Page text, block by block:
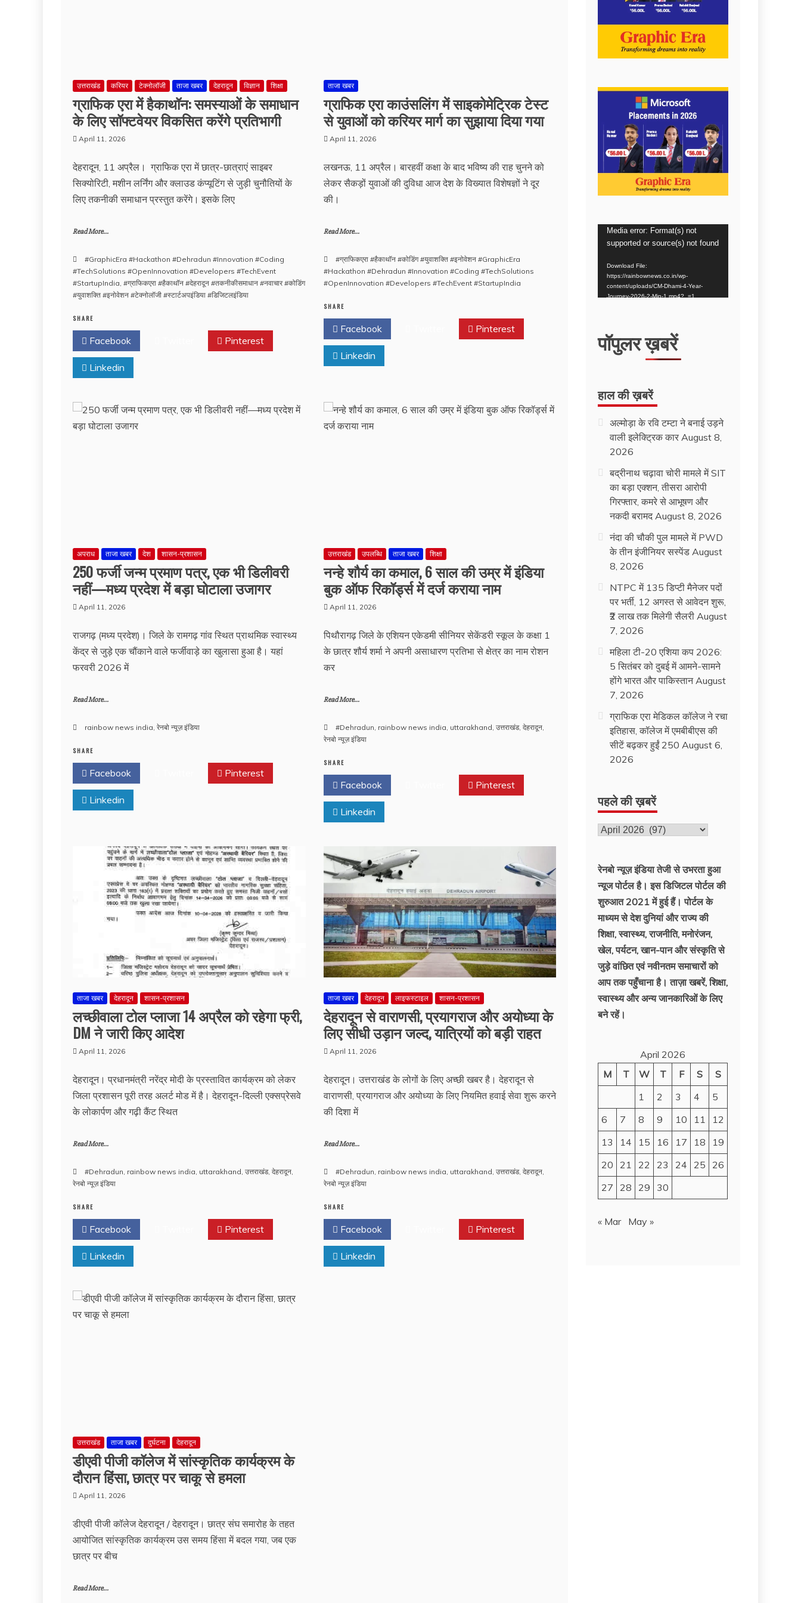
उत्तराखंड करियर टेक्नोलॉजी ताजा खबर देहरादून विज्ञान शिक्षा
ग्राफिक एरा में हैकाथॉन: समस्याओं के समाधान
के लिए सॉफ्टवेयर विकसित करेंगे प्रतिभागी
April 11, 2026
देहरादून, 11 अप्रैल। ग्राफिक एरा में छात्र-छात्राएं साइबर
सिक्योरिटी, मशीन लर्निंग और क्लाउड कंप्यूटिंग से जुड़ी चुनौतियों के
लिए तकनीकी समाधान प्रस्तुत करेंगे। इसके लिए
Read More...
#GraphicEra #Hackathon #Dehradun #Innovation #Coding
#TechSolutions #OpenInnovation #Developers #TechEvent
#StartupIndia, #ग्राफिकएरा #हैकाथॉन #देहरादून #तकनीकीसमाधान #नवाचार #कोडिंग
#युवाशक्ति #इनोवेशन #टेक्नोलॉजी #स्टार्टअपइंडिया #डिजिटलइंडिया
SHARE
Facebook Pinterest
Linkedin
ताजा खबर
ग्राफिक एरा काउंसलिंग में साइकोमेट्रिक टेस्ट
से युवाओं को करियर मार्ग का सुझाया दिया गया
April 11, 2026
लखनऊ, 11 अप्रैल। बारहवीं कक्षा के बाद भविष्य की राह चुनने को
लेकर सैकड़ों युवाओं की दुविधा आज देश के विख्यात विशेषज्ञों ने दूर
की।
Read More...
#ग्राफिकएरा #हैकाथॉन #कोडिंग #युवाशक्ति #इनोवेशन #GraphicEra
#Hackathon #Dehradun #Innovation #Coding #TechSolutions
#OpenInnovation #Developers #TechEvent #StartupIndia
SHARE
Facebook Pinterest
Linkedin
अपराध ताजा खबर देश शासन-प्रशासन
250 फर्जी जन्म प्रमाण पत्र, एक भी डिलीवरी
नहीं—मध्य प्रदेश में बड़ा घोटाला उजागर
April 11, 2026
राजगढ़ (मध्य प्रदेश)। जिले के रामगढ़ गांव स्थित प्राथमिक स्वास्थ्य
केंद्र से जुड़े एक चौंकाने वाले फर्जीवाड़े का खुलासा हुआ है। यहां
फरवरी 2026 में
Read More...
rainbow news india, रेनबो न्यूज़ इंडिया
SHARE
Facebook Pinterest
Linkedin
उत्तराखंड उपलब्धि ताजा खबर शिक्षा
नन्हे शौर्य का कमाल, 6 साल की उम्र में इंडिया
बुक ऑफ रिकॉर्ड्स में दर्ज कराया नाम
April 11, 2026
पिथौरागढ़ जिले के एशियन एकेडमी सीनियर सेकेंडरी स्कूल के कक्षा 1
के छात्र शौर्य शर्मा ने अपनी असाधारण प्रतिभा से क्षेत्र का नाम रोशन
कर
Read More...
#Dehradun, rainbow news india, uttarakhand, उत्तराखंड, देहरादून,
रेनबो न्यूज़ इंडिया
SHARE
Facebook Pinterest
Linkedin
ताजा खबर देहरादून शासन-प्रशासन
लच्छीवाला टोल प्लाजा 14 अप्रैल को रहेगा फ्री,
DM ने जारी किए आदेश
April 11, 2026
देहरादून। प्रधानमंत्री नरेंद्र मोदी के प्रस्तावित कार्यक्रम को लेकर
जिला प्रशासन पूरी तरह अलर्ट मोड में है। देहरादून-दिल्ली एक्सप्रेसवे
के लोकार्पण और गढ़ी कैंट स्थित
Read More...
#Dehradun, rainbow news india, uttarakhand, उत्तराखंड, देहरादून,
रेनबो न्यूज़ इंडिया
SHARE
Facebook Pinterest
Linkedin
ताजा खबर देहरादून लाइफस्टाइल शासन-प्रशासन
देहरादून से वाराणसी, प्रयागराज और अयोध्या के
लिए सीधी उड़ान जल्द, यात्रियों को बड़ी राहत
April 11, 2026
देहरादून। उत्तराखंड के लोगों के लिए अच्छी खबर है। देहरादून से
वाराणसी, प्रयागराज और अयोध्या के लिए नियमित हवाई सेवा शुरू करने
की दिशा में
Read More...
#Dehradun, rainbow news india, uttarakhand, उत्तराखंड, देहरादून,
रेनबो न्यूज़ इंडिया
SHARE
Facebook Pinterest
Linkedin
उत्तराखंड ताजा खबर दुर्घटना देहरादून
डीएवी पीजी कॉलेज में सांस्कृतिक कार्यक्रम के
दौरान हिंसा, छात्र पर चाकू से हमला
April 11, 2026
डीएवी पीजी कॉलेज देहरादून / देहरादून। छात्र संघ समारोह के तहत
आयोजित सांस्कृतिक कार्यक्रम उस समय हिंसा में बदल गया, जब एक
छात्र पर बीच
Read More...
Video
Player
Media error: Format(s) not
supported or source(s) not found
Download File:
https://rainbownews.co.in/wp-
content/uploads/CM-Dhami-4-Year-
Journey-2026-2-Min-1.mp4?_=1
पॉपुलर ख़बरें
हाल की ख़बरें
अल्मोड़ा के रवि टम्टा ने बनाई उड़ने
वाली इलेक्ट्रिक कार August 8,
2026
बद्रीनाथ चढ़ावा चोरी मामले में SIT
का बड़ा एक्शन, तीसरा आरोपी
गिरफ्तार, कमरे से आभूषण और
नकदी बरामद August 8, 2026
नंदा की चौकी पुल मामले में PWD
के तीन इंजीनियर सस्पेंड August
8, 2026
NTPC में 135 डिप्टी मैनेजर पदों
पर भर्ती, 12 अगस्त से आवेदन शुरू,
₹2 लाख तक मिलेगी सैलरी August
7, 2026
महिला टी-20 एशिया कप 2026:
5 सितंबर को दुबई में आमने-सामने
होंगे भारत और पाकिस्तान August
7, 2026
ग्राफिक एरा मेडिकल कॉलेज ने रचा
इतिहास, कॉलेज में एमबीबीएस की
सीटें बढ़कर हुईं 250 August 6,
2026
पहले की ख़बरें
पहले
ख़बरें
रेनबो न्यूज़ इंडिया तेजी से उभरता हुआ
न्‍यूज पोर्टल है। इस डिजिटल पोर्टल की
शुरुआत 2021 में हुई हैं। पोर्टल के
माध्यम से देश दुनियां और राज्य की
शिक्षा, स्वास्थ्य, राजनीति, मनोरंजन,
खेल, पर्यटन, खान-पान और संस्कृति से
जुड़े वांछित एवं नवीनतम समाचारों को
आप तक पहुँचाना है। ताज़ा खबरें, शिक्षा,
स्वास्थ्य और अन्य जानकारिओं के लिए
बने रहें।
April 2026
M
T W T F S
S
1
2 3 4
5
6
7 8 9 10 11
12
13
14 15 16 17 18
19
20
21 22 23 24 25
26
27
28 29 30
« Mar May »